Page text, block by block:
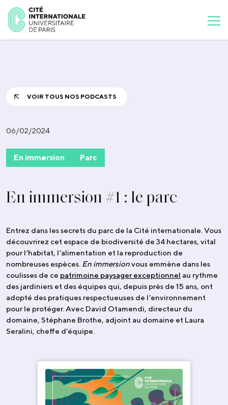
VOIR TOUS NOS PODCASTS
06/02/2024
En immersion Parc
En immersion #1 : le parc
Entrez dans les secrets du parc de la Cité internationale. Vous
découvrirez cet espace de biodiversité de 34 hectares, vital
pour l’habitat, l’alimentation et la reproduction de
nombreuses espèces. En immersionvous emmène dans les
coulisses de ce patrimoine paysager exceptionnel au rythme
des jardiniers et des équipes qui, depuis près de 15 ans, ont
adopté des pratiques respectueuses de l‘environnement
pour le protéger. Avec David Otamendi, directeur du
domaine, Stéphane Brothe, adjoint au domaine et Laura
Seralini, cheffe d’équipe.